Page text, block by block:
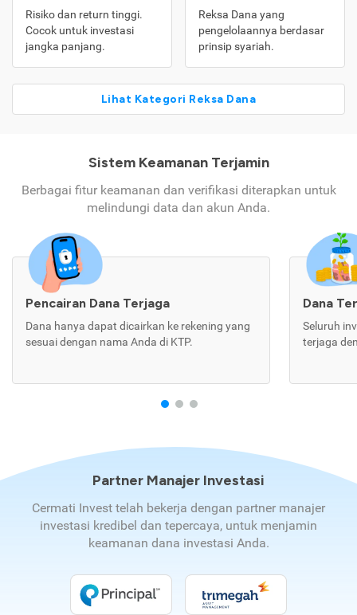
Risiko dan return tinggi.
Cocok untuk investasi
jangka panjang.
Reksa Dana yang
pengelolaannya berdasar
prinsip syariah.
Lihat Kategori Reksa Dana
Sistem Keamanan Terjamin
Berbagai fitur keamanan dan verifikasi diterapkan untuk
melindungi data dan akun Anda.
Pencairan Dana Terjaga
Dana hanya dapat dicairkan ke rekening yang
sesuai dengan nama Anda di KTP.
Dana
Seluruh
terjaga
Partner Manajer Investasi
Cermati Invest telah bekerja dengan partner manajer
investasi kredibel dan tepercaya, untuk menjamin
keamanan dana investasi Anda.